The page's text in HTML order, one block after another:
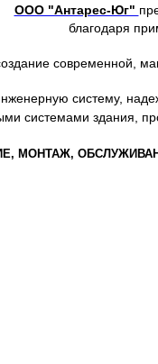
ООО "Антарес-Юг"
благодаря
современной,
систему,
системами здания,
МОНТАЖ,